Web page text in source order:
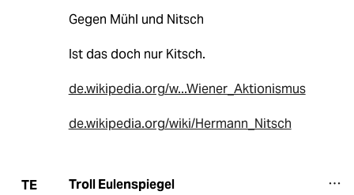
Gegen Mühl und Nitsch
Ist das doch nur Kitsch.
de.wikipedia.org/w...Wiener_Aktionismus
de.wikipedia.org/wiki/Hermann_Nitsch
TE Troll Eulenspiegel